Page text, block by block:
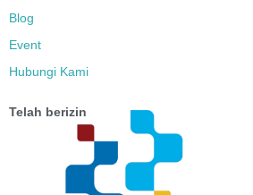
Blog
Event
Hubungi Kami
Telah berizin